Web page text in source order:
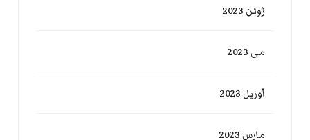
ژوئن 2023
می 2023
آوریل 2023
مارس 2023